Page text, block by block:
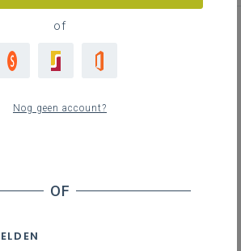
leerlingen beoordelen aan de
of
Nog geen account?